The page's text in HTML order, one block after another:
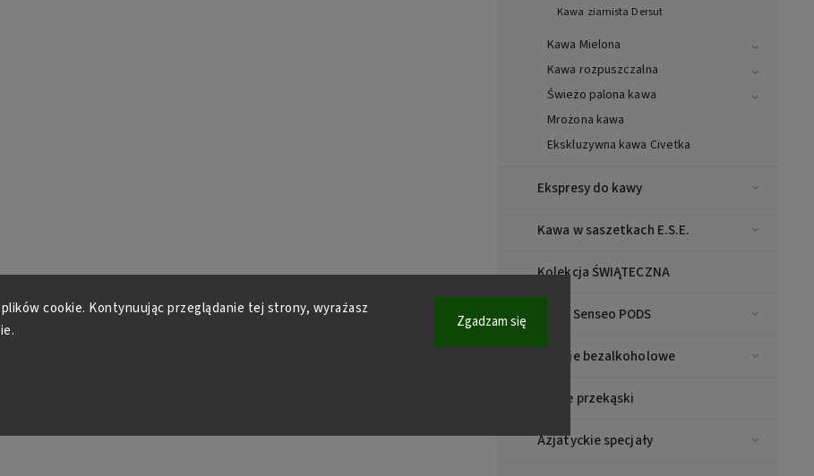
cookie. Kontynuując przeglądanie tej strony, wyrażasz
Zgadzam się
Kawa ziarnista Dersut
Kawa Mielona
Kawa rozpuszczalna
Świeżo palona kawa
Mrożona kawa
Ekskluzywna kawa Civetka
Ekspresy do kawy
Kawa w saszetkach E.S.E.
Kolekcja ŚWIĄTECZNA
Kawa Senseo PODS
Napoje bezalkoholowe
Piwne przekąski
Azjatyckie specjały